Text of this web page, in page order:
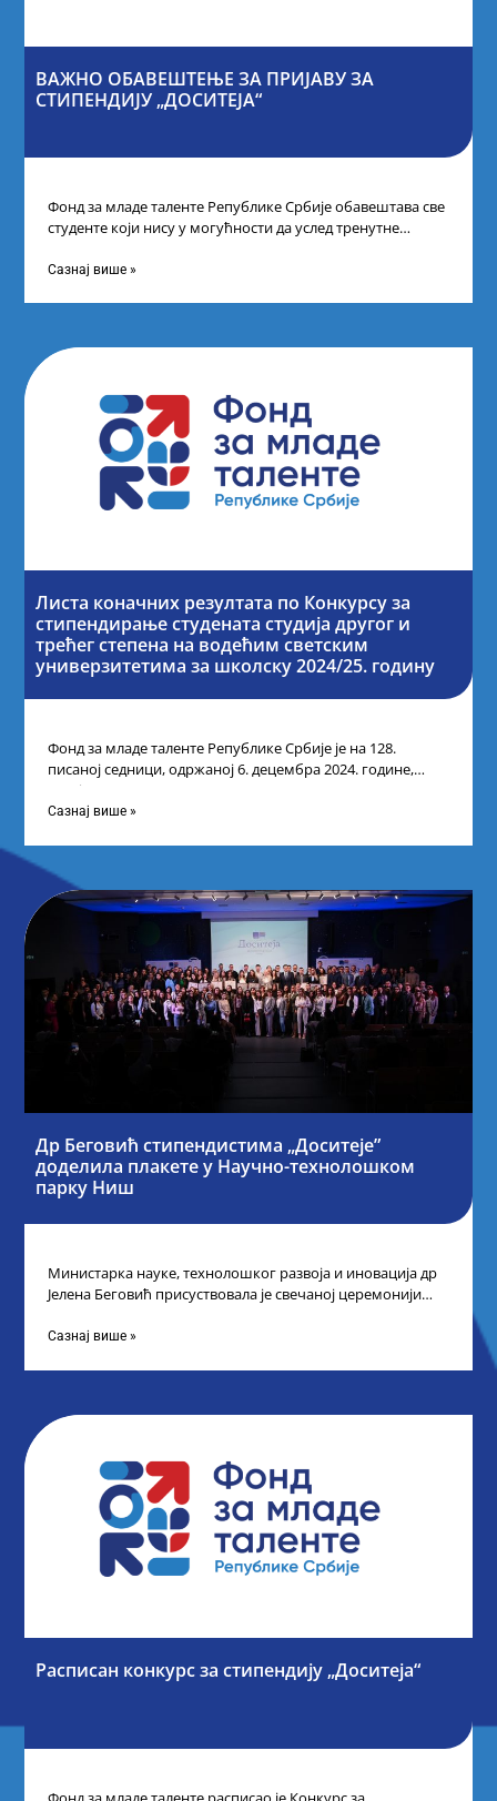
ВАЖНО ОБАВЕШТЕЊЕ ЗА ПРИЈАВУ ЗА
СТИПЕНДИЈУ „ДОСИТЕЈА“
Фонд за младе таленте Републике Србије обавештава све
студенте који нису у могућности да услед тренутне
Сазнај више »
Листа коначних резултата по Конкурсу за
стипендирање студената студија другог и
трећег степена на водећим светским
универзитетима за школску 2024/25. годину
Фонд за младе таленте Републике Србије је на 128.
писаној седници, одржаној 6. децембра 2024. године,
усвојио Одлуку о Листи
Сазнај више »
Др Беговић стипендистима „Доситеје”
доделила плакете у Научно-технолошком
парку Ниш
Министарка науке, технолошког развоја и иновација др
Јелена Беговић присуствовала је свечаној церемонији
„Доситеја” Фонда
Сазнај више »
Расписан конкурс за стипендију „Доситеја“